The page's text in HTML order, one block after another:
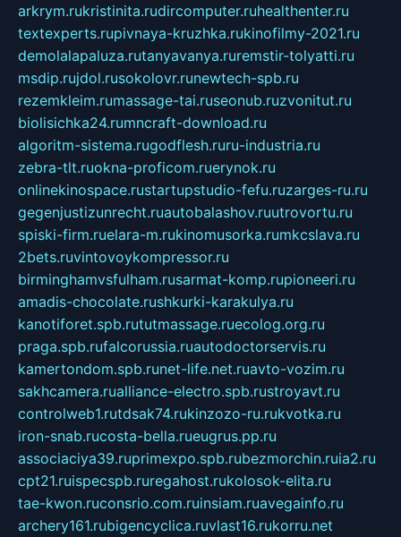
arkrym.rukristinita.rudircomputer.ruhealthenter.ru
textexperts.rupivnaya-kruzhka.rukinofilmy-2021.ru
demolalapaluza.rutanyavanya.ruremstir-tolyatti.ru
msdip.rujdol.rusokolovr.runewtech-spb.ru
rezemkleim.rumassage-tai.ruseonub.ruzvonitut.ru
biolisichka24.rumncraft-download.ru
algoritm-sistema.rugodflesh.ruru-industria.ru
zebra-tlt.ruokna-proficom.ruerynok.ru
onlinekinospace.rustartupstudio-fefu.ruzarges-ru.ru
gegenjustizunrecht.ruautobalashov.ruutrovortu.ru
spiski-firm.ruelara-m.rukinomusorka.rumkcslava.ru
2bets.ruvintovoykompressor.ru
birminghamvsfulham.rusarmat-komp.rupioneeri.ru
amadis-chocolate.rushkurki-karakulya.ru
kanotiforet.spb.rututmassage.ruecolog.org.ru
praga.spb.rufalcorussia.ruautodoctorservis.ru
kamertondom.spb.runet-life.net.ruavto-vozim.ru
sakhcamera.rualliance-electro.spb.rustroyavt.ru
controlweb1.rutdsak74.rukinzozo-ru.rukvotka.ru
iron-snab.rucosta-bella.rueugrus.pp.ru
associaciya39.ruprimexpo.spb.rubezmorchin.ruia2.ru
cpt21.ruispecspb.ruregahost.rukolosok-elita.ru
tae-kwon.ruconsrio.com.ruinsiam.ruavegainfo.ru
archery161.rubigencyclica.ruvlast16.rukorru.net